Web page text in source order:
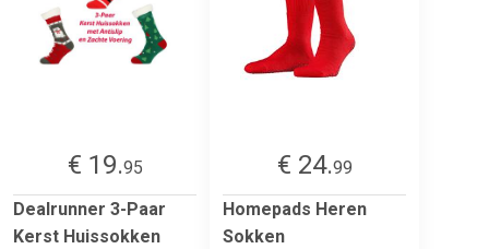
€ 19.95
Dealrunner 3-Paar
Kerst Huissokken
€ 24.99
Homepads Heren
Sokken